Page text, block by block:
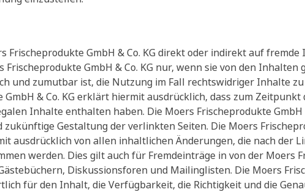
Frischeprodukte GmbH & Co. KG direkt oder indirekt auf
Frischeprodukte GmbH & Co. KG nur, wenn sie von den
und zumutbar ist, die Nutzung im Fall rechtswidriger Inhalte
GmbH & Co. KG erklärt hiermit ausdrücklich, dass zum
Inhalte enthalten haben. Die Moers Frischeprodukte
Gestaltung der verlinkten Seiten. Die Moers
ausdrücklich von allen inhaltlichen Änderungen, die nach der
werden. Dies gilt auch für Fremdeinträge in von der Moers
Diskussionsforen und Mailinglisten. Die Moers
für den Inhalt, die Verfügbarkeit, die Richtigkeit und die